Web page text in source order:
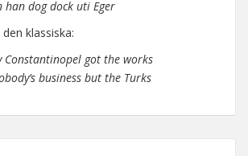
han dog dock uti Eger
klassiska:
Constantinopel got the works
business but the Turks